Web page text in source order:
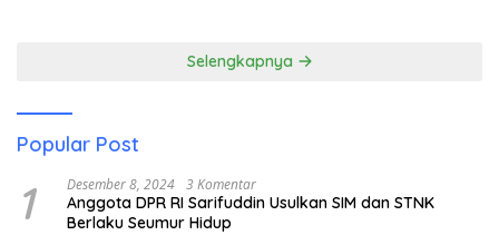
Selengkapnya
Popular Post
1 Desember 8, 2024 3 Komentar
Anggota DPR RI Sarifuddin Usulkan SIM dan STNK
Berlaku Seumur Hidup